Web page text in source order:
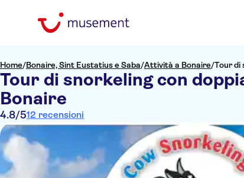
Home/Bonaire, Sint Eustatius e Saba/Attività a Bonaire/Tour di
Tour di snorkeling con
Bonaire
4.8/512 recensioni